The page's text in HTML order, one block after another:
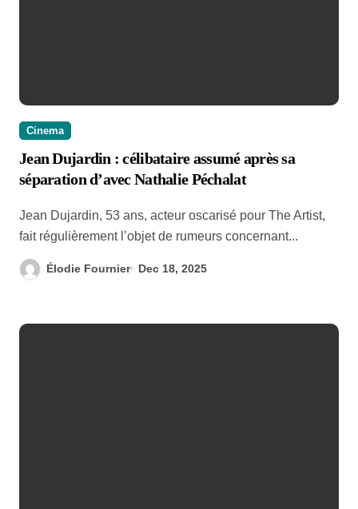
Cinema
Jean Dujardin : célibataire assumé après sa
séparation d’avec Nathalie Péchalat
Jean Dujardin, 53 ans, acteur oscarisé pour The Artist,
fait régulièrement l’objet de rumeurs concernant...
Élodie Fournier Dec 18, 2025